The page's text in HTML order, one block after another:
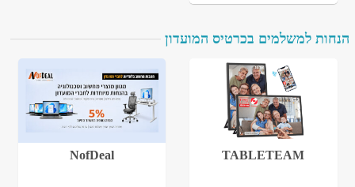
הנחות למשלמים בכרטיס המועדון
TABLETEAM
NofDeal